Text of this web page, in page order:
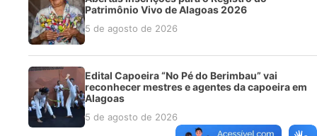
Patrimônio Vivo de Alagoas 2026
5 de agosto de 2026
Edital Capoeira “No Pé do Berimbau” vai
reconhecer mestres e agentes da capoeira em
Alagoas
5 de agosto de 2026